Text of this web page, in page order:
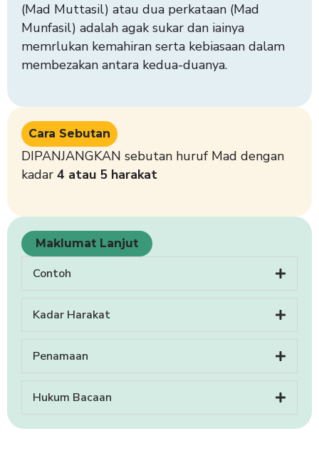
(Mad Muttasil) atau dua perkataan (Mad
Munfasil) adalah agak sukar dan iainya
memrlukan kemahiran serta kebiasaan dalam
membezakan antara kedua-duanya.
Cara Sebutan
DIPANJANGKAN sebutan huruf Mad dengan
kadar 4 atau 5 harakat
Maklumat Lanjut
Contoh
Kadar Harakat
Penamaan
Hukum Bacaan